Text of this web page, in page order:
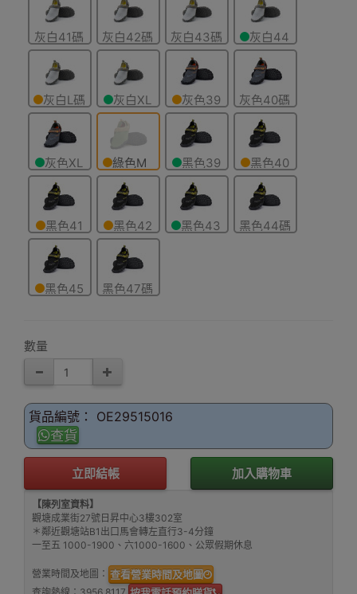
灰白41碼 灰白42碼 灰白43碼
灰白44
碼
灰白L碼
41-42
灰白XL
碼 43-44
灰色39
碼
灰色40碼
灰色XL
碼 43-44
綠色M
碼 39-
40
黑色39
碼
黑色40
碼
黑色41
碼
黑色42
碼
黑色43
黑色44碼
黑色45
黑色47碼
數量
貨品編號： OE29515016
查貨
立即結帳 加入購物車
【陳列室資料】
觀塘成業街27號日昇中心3樓302室
＊鄰近觀塘站B1出口馬會轉左直行3-4分鐘
一至五 1000-1900、六1000-1600、公眾假期休息
營業時間及地圖： 查看營業時間及地圖